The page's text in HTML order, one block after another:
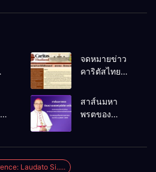
จดหมายข่าว
คาริตัสไทย
มี.ค. 2026
สาส์นมหา
พรตของ
Laudato Si.....